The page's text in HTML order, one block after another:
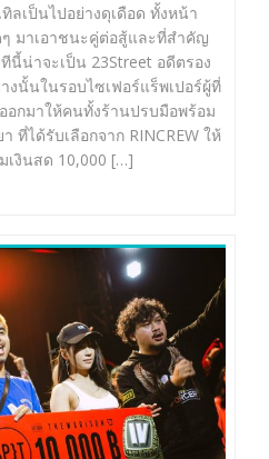
ลเป็นไปอย่างดุเดือด ทั้งหน้า
ๆ มาเอาชนะคู่ต่อสู้และที่สำคัญ
นี้น่าจะเป็น 23Street อดีตรอง
งนั้นในรอบไซเฟอร์แร็พเปอร์ผู้ที่
อกมาให้คนทั้งร้านปรบมือพร้อม
ที่ได้รับเลือกจาก RINCREW ให้
เงินสด 10,000 […]